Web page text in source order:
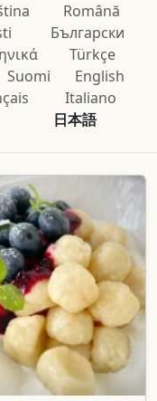
Română
Български
Türkçe
Suomi
English
Italiano
日本語